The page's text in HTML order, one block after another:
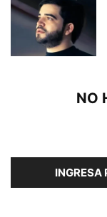
NO
INGRESA